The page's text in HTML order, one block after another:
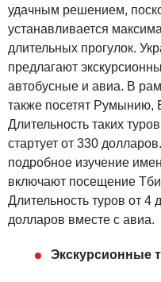
удачным решением,
устанавливается
длительных прогулок.
предлагают
автобусные и авиа. В
также посетят Румынию,
Длительность таких
стартует от 330
подробное изучение
включают посещение
Длительность туров от 4
долларов вместе с авиа.
Экскурсионные